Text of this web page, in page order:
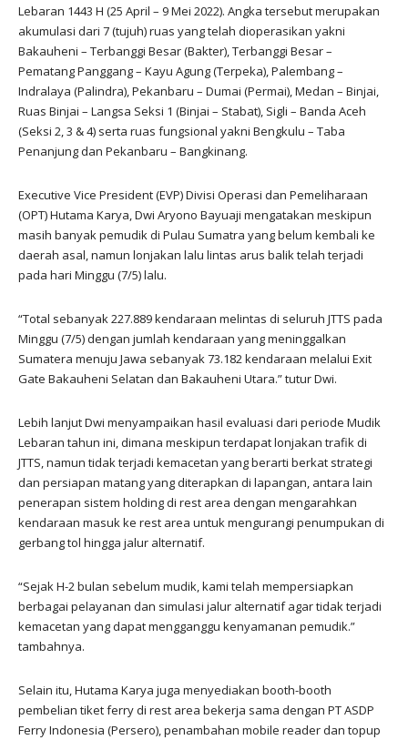
Lebaran 1443 H (25 April – 9 Mei 2022). Angka tersebut merupakan
akumulasi dari 7 (tujuh) ruas yang telah dioperasikan yakni
Bakauheni – Terbanggi Besar (Bakter), Terbanggi Besar –
Pematang Panggang – Kayu Agung (Terpeka), Palembang –
Indralaya (Palindra), Pekanbaru – Dumai (Permai), Medan – Binjai,
Ruas Binjai – Langsa Seksi 1 (Binjai – Stabat), Sigli – Banda Aceh
(Seksi 2, 3 & 4) serta ruas fungsional yakni Bengkulu – Taba
Penanjung dan Pekanbaru – Bangkinang.
Executive Vice President (EVP) Divisi Operasi dan Pemeliharaan
(OPT) Hutama Karya, Dwi Aryono Bayuaji mengatakan meskipun
masih banyak pemudik di Pulau Sumatra yang belum kembali ke
daerah asal, namun lonjakan lalu lintas arus balik telah terjadi
pada hari Minggu (7/5) lalu.
“Total sebanyak 227.889 kendaraan melintas di seluruh JTTS pada
Minggu (7/5) dengan jumlah kendaraan yang meninggalkan
Sumatera menuju Jawa sebanyak 73.182 kendaraan melalui Exit
Gate Bakauheni Selatan dan Bakauheni Utara.” tutur Dwi.
Lebih lanjut Dwi menyampaikan hasil evaluasi dari periode Mudik
Lebaran tahun ini, dimana meskipun terdapat lonjakan trafik di
JTTS, namun tidak terjadi kemacetan yang berarti berkat strategi
dan persiapan matang yang diterapkan di lapangan, antara lain
penerapan sistem holding di rest area dengan mengarahkan
kendaraan masuk ke rest area untuk mengurangi penumpukan di
gerbang tol hingga jalur alternatif.
“Sejak H-2 bulan sebelum mudik, kami telah mempersiapkan
berbagai pelayanan dan simulasi jalur alternatif agar tidak terjadi
kemacetan yang dapat mengganggu kenyamanan pemudik.”
tambahnya.
Selain itu, Hutama Karya juga menyediakan booth-booth
pembelian tiket ferry di rest area bekerja sama dengan PT ASDP
Ferry Indonesia (Persero), penambahan mobile reader dan topup